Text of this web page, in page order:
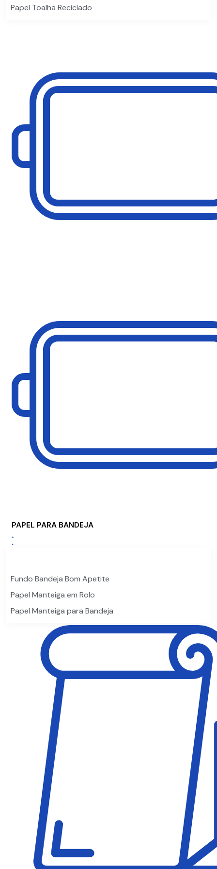
Papel Toalha Reciclado
PAPEL PARA BANDEJA
Fundo Bandeja Bom Apetite
Papel Manteiga em Rolo
Papel Manteiga para Bandeja